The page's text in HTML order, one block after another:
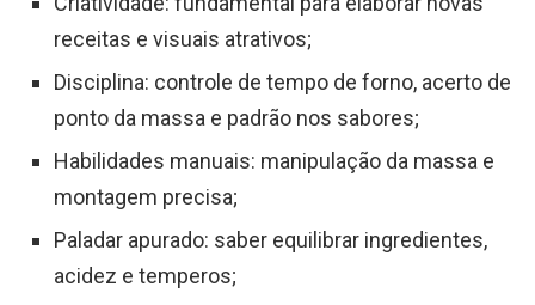
receitas e visuais atrativos;
Disciplina: controle de tempo de forno, acerto de
ponto da massa e padrão nos sabores;
Habilidades manuais: manipulação da massa e
montagem precisa;
Paladar apurado: saber equilibrar ingredientes,
acidez e temperos;